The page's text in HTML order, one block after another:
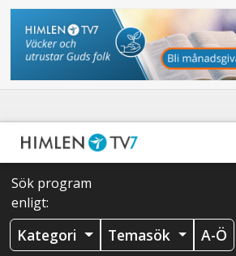
Sök program
enligt:
Kategori Temasök A-Ö